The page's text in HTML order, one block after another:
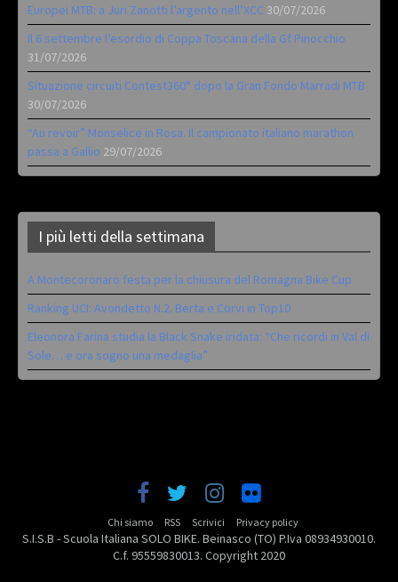
Europei MTB: a Juri Zanotti l’argento nell’XCC 30/07/2026
Il 6 settembre l’esordio di Coppa Toscana della Gf Pinocchio
31/07/2026
Situazione circuiti Contest360° dopo la Gran Fondo Marradi MTB
30/07/2026
“Au revoir” Monselice in Rosa. Il campionato italiano marathon
passa a Gallio 29/07/2026
I più letti della settimana
A Montecoronaro festa per la chiusura del Romagna Bike Cup
Ranking UCI: Avondetto N.2. Berta e Corvi in Top10
Eleonora Farina studia la Black Snake iridata: “Che ricordi in Val di
Sole… e ora sogno una medaglia”
Chi siamo RSS Scrivici Privacy policy
S.I.S.B - Scuola Italiana SOLO BIKE. Beinasco (TO) P.Iva 08934930010.
C.f. 95559830013. Copyright 2020